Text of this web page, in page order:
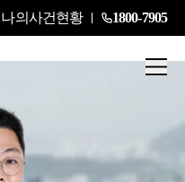
나의사건현황 1800-7905